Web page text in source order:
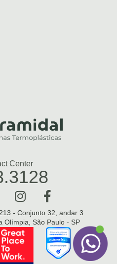
Center
- Conjunto 32, andar 3
Olímpia, São Paulo - SP